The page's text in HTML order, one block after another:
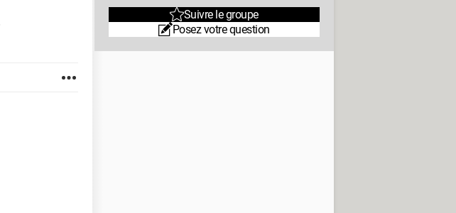
Suivre le groupe
Posez votre question